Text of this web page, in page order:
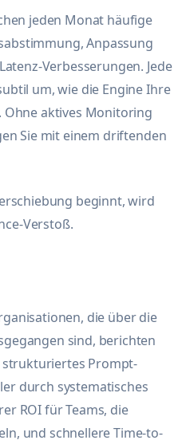
jeden Monat häufige
Anpassung
Verbesserungen. Jede
um, wie die Engine Ihre
aktives Monitoring
Sie mit einem driftenden
beginnt, wird
Verstoß.
die über die
sind, berichten
Prompt-
durch systematisches
ROI für Teams, die
und schnellere Time-to-